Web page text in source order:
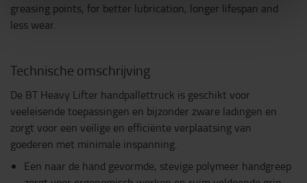
greasing points, for better lubrication, longer lifespan and
less wear.
Technische omschrijving
De BT Heavy Lifter handpallettruck is geschikt voor
veeleisende toepassingen en bijzonder zware ladingen en
zorgt voor een veilige en efficiënte verplaatsing van
goederen met minimale inspanning.
Een naar de hand gevormde, stevige polymeer handgreep